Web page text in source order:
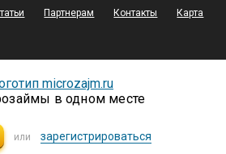
Партнерам Контакты
Карта
в одном месте
или зарегистрироваться